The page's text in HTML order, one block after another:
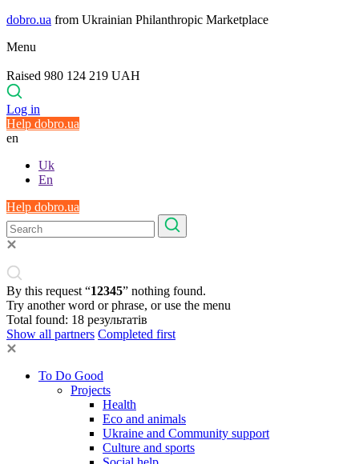
dobro.ua from Ukrainian Philanthropic Marketplace
Menu
Raised 980 124 219 UAH
Log in
Help dobro.ua
en
Uk
En
Help dobro.ua
By this request “12345” nothing found.
Try another word or phrase, or use the menu
Total found: 18 результатів
Show all partners Completed first
To Do Good
Projects
Health
Eco and animals
Ukraine and Community support
Culture and sports